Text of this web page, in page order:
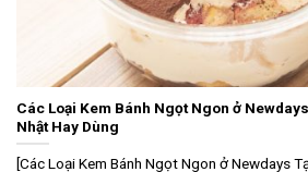
Các Loại Kem Bánh Ngọt Ngon ở
Nhật Hay Dùng
[Các Loại Kem Bánh Ngọt Ngon ở Newdays